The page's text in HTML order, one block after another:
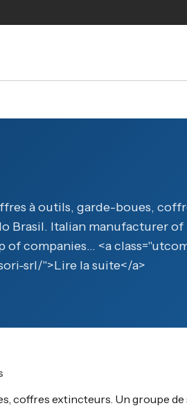
à outils, garde-boues,
Brasil. Italian manufacturer
of companies… <a
srl/">Lire la suite</a>
coffres extincteurs. Un groupe